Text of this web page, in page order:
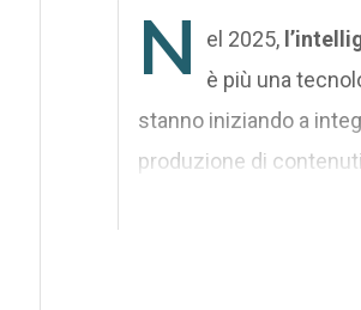
N el 2025,
è più una
stanno iniziando a
produzione di